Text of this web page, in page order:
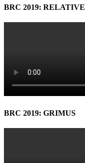
BRC 2019: RELATIVE
BRC 2019: GRIMUS